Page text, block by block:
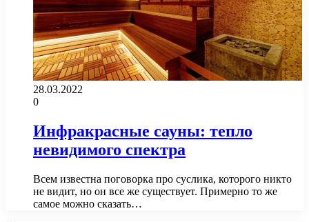
28.03.2022
0
Инфракрасные сауны: тепло
невидимого спектра
Всем известна поговорка про суслика, которого никто
не видит, но он все же существует. Примерно то же
самое можно сказать…